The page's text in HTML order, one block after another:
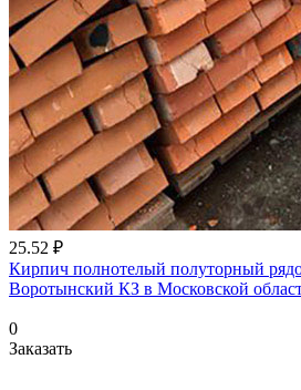
25.52 ₽
Кирпич полнотелый полуторный
Воротынский КЗ в Московской
0
Заказать